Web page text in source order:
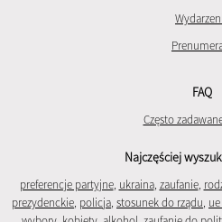
FAQ
Często
Najczęściej
preferencje partyjne, ukraina, zaufanie,
prezydenckie, policja, stosunek do rządu,